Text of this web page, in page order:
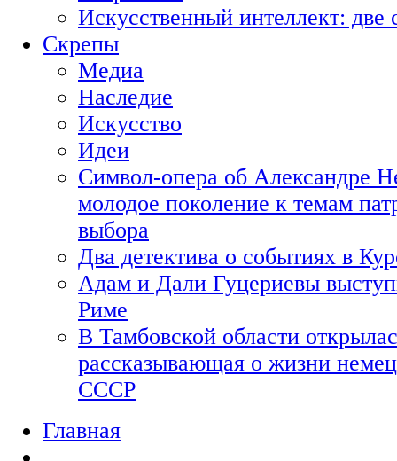
Искусственный интеллект:
Скрепы
Медиа
Наследие
Искусство
Идеи
Символ-опера об Александре
молодое поколение к темам
выбора
Два детектива о событиях в
Адам и Дали Гуцериевы
Риме
В Тамбовской области
рассказывающая о жизни
СССР
Главная